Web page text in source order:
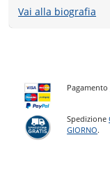
Vai alla biografia
Pagamento
Spedizione
GIORNO.